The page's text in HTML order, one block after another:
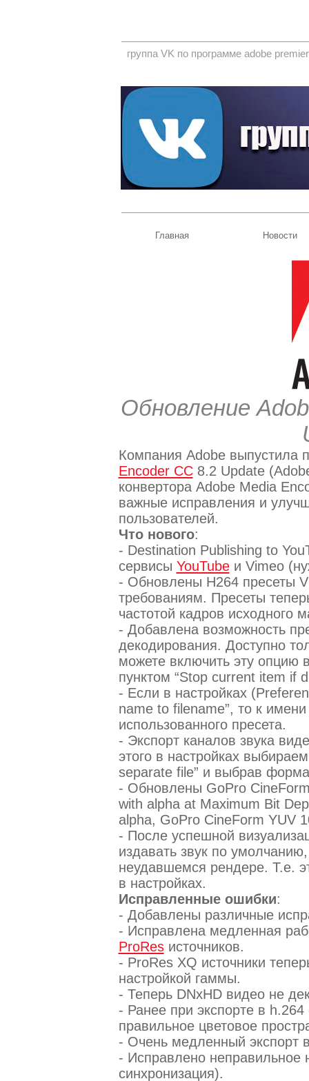
группа VK по программе adobe
Главная Новости
Обновление
Компания Adobe выпустила
Encoder CC8.2 Update
конвертора Adobe Media
важные исправления и
пользователей.
Что нового:
- Destination Publishing to
сервисы YouTubeи Vimeo
- Обновлены Н264 пресеты
требованиям. Пресеты
частотой кадров исходного
- Добавлена возможность
декодирования. Доступно
можете включить эту опцию
пунктом “Stop current item if
- Если в настройках
name to filename”, то к
использованного пресета.
- Экспорт каналов звука
этого в настройках
separate file” и выбрав
- Обновлены GoPro
with alpha at Maximum Bit
alpha, GoPro CineForm YUV
- После успешной
издавать звук по
неудавшемся рендере. Т.е.
в настройках.
Исправленные ошибки:
- Добавлены различные
- Исправлена медленная
ProResисточников.
- ProRes XQ источники
настройкой гаммы.
- Теперь DNxHD видео не
- Ранее при экспорте в
правильное цветовое
- Очень медленный экспорт
- Исправлено неправильное
синхронизация).